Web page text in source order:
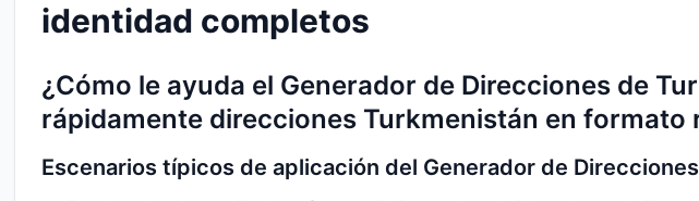
identidad completos
¿Cómo le ayuda el Generador de Direcciones de
rápidamente direcciones Turkmenistán en formato
Escenarios típicos de aplicación del Generador de